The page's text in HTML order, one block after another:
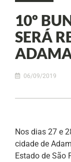
10º
SERÁ
06/09/2019
Nos dias 27 e
cidade de
Estado de São